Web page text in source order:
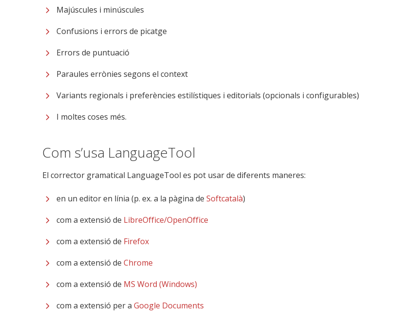
Majúscules i minúscules
Confusions i errors de picatge
Errors de puntuació
Paraules errònies segons el context
Variants regionals i preferències estilístiques i editorials (opcionals i configurables)
I moltes coses més.
Com s’usa LanguageTool
El corrector gramatical LanguageTool es pot usar de diferents maneres:
en un editor en línia (p. ex. a la pàgina de Softcatalà)
com a extensió de LibreOffice/OpenOffice
com a extensió de Firefox
com a extensió de Chrome
com a extensió de MS Word (Windows)
com a extensió per a Google Documents